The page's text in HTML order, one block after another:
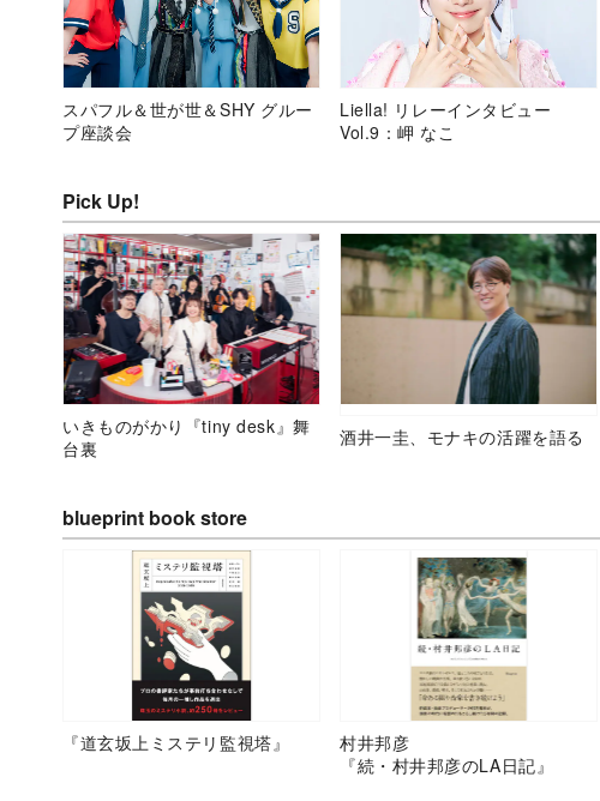
スパフル＆世が世＆SHY グルー
プ座談会
Liella! リレーインタビュー
Vol.9：岬 なこ
Pick Up!
いきものがかり『tiny desk』舞
台裏
酒井一圭、モナキの活躍を語る
blueprint book store
『道玄坂上ミステリ監視塔』
村井邦彦
『続・村井邦彦のLA日記』